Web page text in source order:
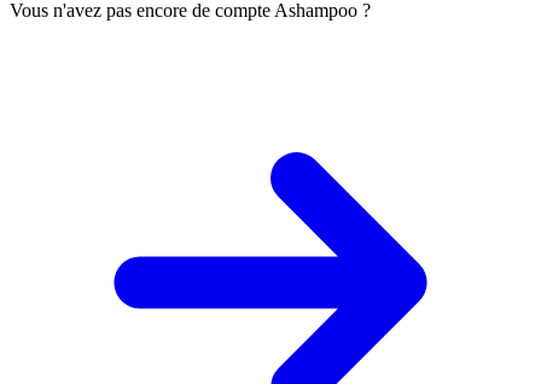
Vous n'avez pas encore de compte Ashampoo ?